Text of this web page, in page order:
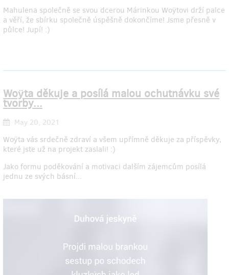
Mahulena společně se svou dcerou Márinkou Woÿtovi drží palce
a věří, že sbírku společně úspěšně dokončíme! Jsme přesně v
půlce! Jupí! :)
Woÿta děkuje a posílá malou ochutnávku své
tvorby...
May 20, 2021
Woÿta vás srdečně zdraví a všem upřímně děkuje za příspěvky,
které jste už na projekt zaslali! :)
Jako formu poděkování a motivaci dalším zájemcům posílá
jednu ze svých básní...